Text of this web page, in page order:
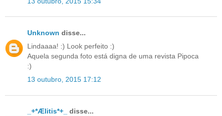
Unknown disse...
Lindaaaa! :) Look perfeito :)
Aquela segunda foto está digna de uma revista Pipoca
:)
13 outubro, 2015 17:12
_+*Ælitis*+_
disse...